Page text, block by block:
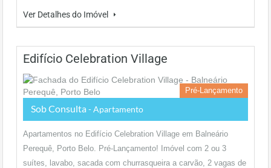
Ver Detalhes do Imóvel
Edifício Celebration Village
Pré-Lançamento
Sob Consulta - Apartamento
Apartamentos no Edifício Celebration Village em Balneário
Perequê, Porto Belo. Pré-Lançamento! Imóvel com 2 ou 3
suítes, lavabo, sacada com churrasqueira a carvão, 2 vagas de